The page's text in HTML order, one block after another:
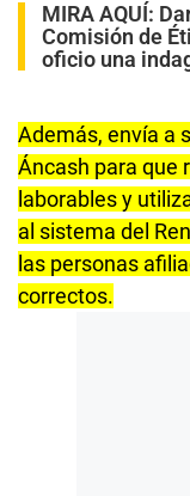
MIRA AQUÍ:
Comisión de
oficio una
Además, envía a
Áncash para que
laborables y
al sistema del
las personas
correctos.